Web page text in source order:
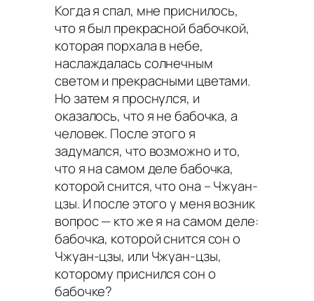
Когда я спал, мне приснилось,
что я был прекрасной бабочкой,
которая порхала в небе,
наслаждалась солнечным
светом и прекрасными цветами.
Но затем я проснулся, и
оказалось, что я не бабочка, а
человек. После этого я
задумался, что возможно и то,
что я на самом деле бабочка,
которой снится, что она – Чжуан-
цзы. И после этого у меня возник
вопрос — кто же я на самом деле:
бабочка, которой снится сон о
Чжуан-цзы, или Чжуан-цзы,
которому приснился сон о
бабочке?